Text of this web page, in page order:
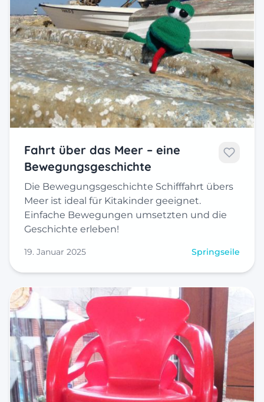
Fahrt über das Meer – eine
Bewegungsgeschichte
Die Bewegungsgeschichte Schifffahrt übers
Meer ist ideal für Kitakinder geeignet.
Einfache Bewegungen umsetzten und die
Geschichte erleben!
19. Januar 2025 Springseile